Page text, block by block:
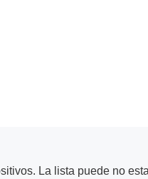
La lista puede no